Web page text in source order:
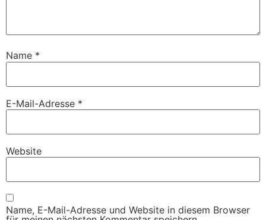
Name *
E-Mail-Adresse *
Website
Name, E-Mail-Adresse und Website in diesem Browser